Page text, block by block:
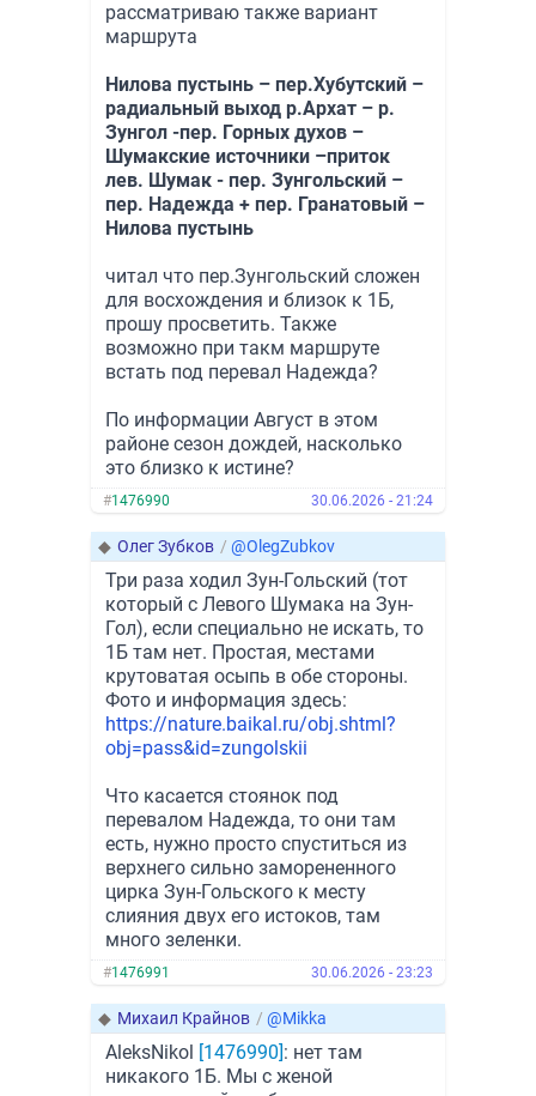
рассматриваю также вариант
маршрута
Нилова пустынь – пер.Хубутский –
радиальный выход р.Архат – р.
Зунгол -пер. Горных духов –
Шумакские источники –приток
лев. Шумак - пер. Зунгольский –
пер. Надежда + пер. Гранатовый –
Нилова пустынь
читал что пер.Зунгольский сложен
для восхождения и близок к 1Б,
прошу просветить. Также
возможно при такм маршруте
встать под перевал Надежда?
По информации Август в этом
районе сезон дождей, насколько
это близко к истине?
#1476990 30.06.2026 - 21:24
◆ Олег Зубков / @OlegZubkov
Три раза ходил Зун-Гольский (тот
который с Левого Шумака на Зун-
Гол), если специально не искать, то
1Б там нет. Простая, местами
крутоватая осыпь в обе стороны.
Фото и информация здесь:
https://nature.baikal.ru/obj.shtml?
obj=pass&id=zungolskii
Что касается стоянок под
перевалом Надежда, то они там
есть, нужно просто спуститься из
верхнего сильно заморененного
цирка Зун-Гольского к месту
слияния двух его истоков, там
много зеленки.
#1476991 30.06.2026 - 23:23
◆ Михаил Крайнов / @Mikka
AleksNikol [1476990]: нет там
никакого 1Б. Мы с женой